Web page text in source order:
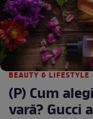
BEAUTY & LIFESTYLE
(P) Cum
vară? Gucci